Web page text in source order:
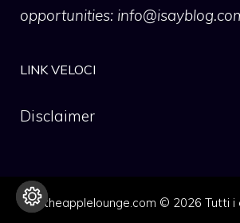
opportunities:
LINK VELOCI
Disclaimer
theapplelounge.com © 2026 Tutti i